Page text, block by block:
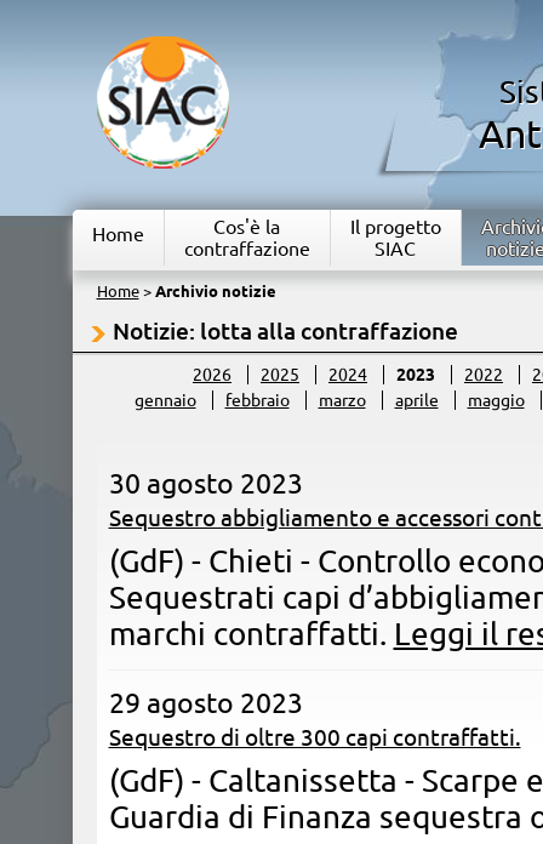
Home
Cos'è la
contraffazione
Il progetto
SIAC
Home> Archivio notizie
Notizie: lotta alla contraffazione
2026 2025 2024 2023 2022
gennaio
febbraio marzo aprile maggio
30 agosto 2023
Sequestro abbigliamento e accessori
(GdF) - Chieti - Controllo
Sequestrati capi
marchi contraffatti. Leggi il
29 agosto 2023
Sequestro di oltre 300 capi contraffatti.
(GdF) - Caltanissetta -
Guardia di Finanza sequestra